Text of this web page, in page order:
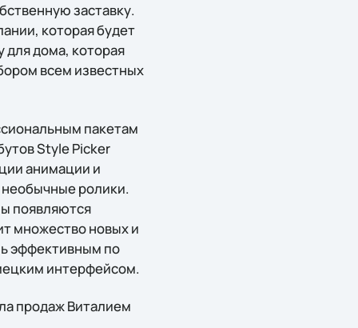
заставку.
которая будет
дома, которая
всем известных
пакетам
Style Picker
анимации и
ролики.
появляются
множество новых и
эффективным по
интерфейсом.
продаж Виталием